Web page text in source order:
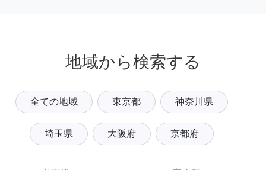
地域から検索する
全ての地域 東京都 神奈川県
埼玉県 大阪府 京都府